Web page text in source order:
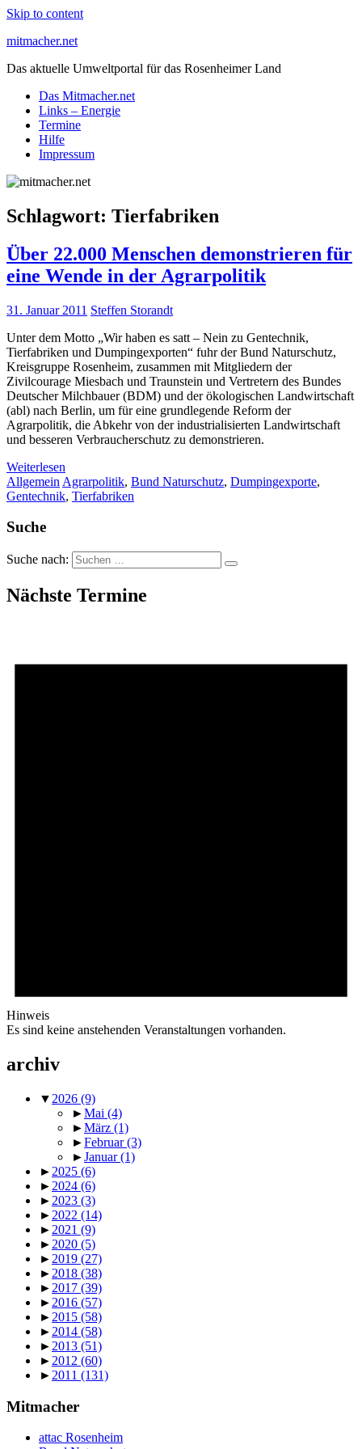
Skip to content
mitmacher.net
Das aktuelle Umweltportal für das Rosenheimer Land
Das Mitmacher.net
Links – Energie
Termine
Hilfe
Impressum
Schlagwort: Tierfabriken
Über 22.000 Menschen demonstrieren für
eine Wende in der Agrarpolitik
31. Januar 2011 Steffen Storandt
Unter dem Motto „Wir haben es satt – Nein zu Gentechnik,
Tierfabriken und Dumpingexporten“ fuhr der Bund Naturschutz,
Kreisgruppe Rosenheim, zusammen mit Mitgliedern der
Zivilcourage Miesbach und Traunstein und Vertretern des Bundes
Deutscher Milchbauer (BDM) und der ökologischen Landwirtschaft
(abl) nach Berlin, um für eine grundlegende Reform der
Agrarpolitik, die Abkehr von der industrialisierten Landwirtschaft
und besseren Verbraucherschutz zu demonstrieren.
Weiterlesen
Allgemein Agrarpolitik, Bund Naturschutz, Dumpingexporte,
Gentechnik, Tierfabriken
Suche
Suche nach:
Nächste Termine
Hinweis
Es sind keine anstehenden Veranstaltungen vorhanden.
archiv
▼ 2026 (9)
►Mai (4)
►März (1)
►Februar(3)
►Januar(1)
► 2025 (6)
► 2024 (6)
► 2023 (3)
► 2022 (14)
► 2021 (9)
► 2020 (5)
► 2019 (27)
► 2018 (38)
► 2017 (39)
► 2016 (57)
► 2015 (58)
► 2014 (58)
► 2013 (51)
► 2012 (60)
► 2011 (131)
Mitmacher
attac Rosenheim